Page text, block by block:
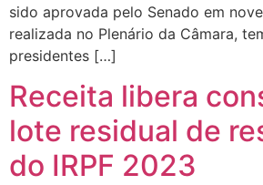
sido aprovada pelo Senado em
realizada no Plenário da Câmara,
presidentes […]
Receita libera
lote residual de
do IRPF 2023